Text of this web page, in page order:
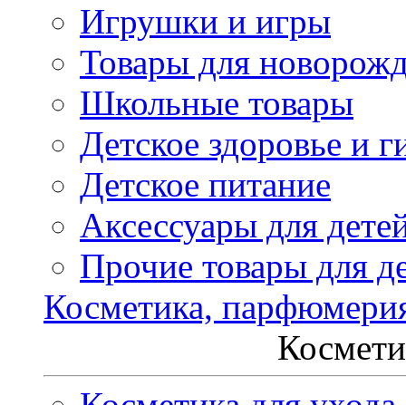
Игрушки и игры
Товары для
Школьные товары
Детское здоровье и
Детское питание
Аксессуары для
Прочие товары для
Косметика,